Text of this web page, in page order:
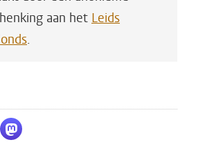
aan het Leids
.
LinkedIn
via WhatsApp
Delen via Mastodon